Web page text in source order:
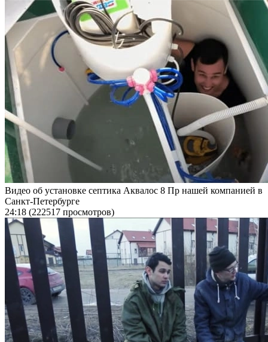
Видео об установке септика Аквалос 8 Пр нашей компанией в
Санкт-Петербурге
24:18 (222517 просмотров)